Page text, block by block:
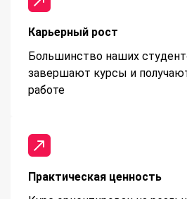
Карьерный рост
Большинство наших
завершают курсы и
работе
Практическая ценность